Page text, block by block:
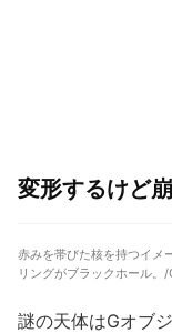
変形するけど
赤みを帯びた核を持つイメ
リングがブラックホール
謎の天体はGオブ